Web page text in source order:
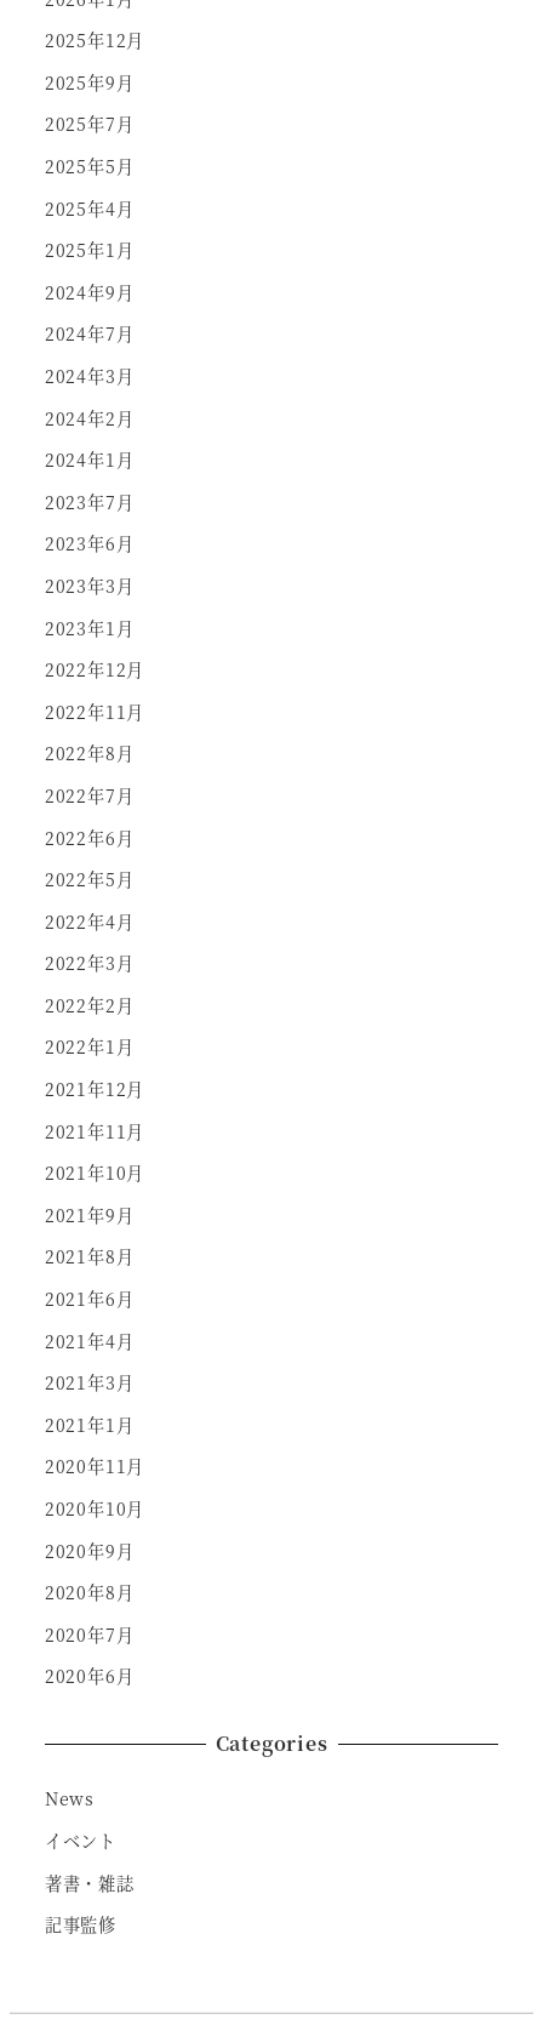
2025年12月
2025年9月
2025年7月
2025年5月
2025年4月
2025年1月
2024年9月
2024年7月
2024年3月
2024年2月
2024年1月
2023年7月
2023年6月
2023年3月
2023年1月
2022年12月
2022年11月
2022年8月
2022年7月
2022年6月
2022年5月
2022年4月
2022年3月
2022年2月
2022年1月
2021年12月
2021年11月
2021年10月
2021年9月
2021年8月
2021年6月
2021年4月
2021年3月
2021年1月
2020年11月
2020年10月
2020年9月
2020年8月
2020年7月
2020年6月
Categories
News
イベント
著書・雑誌
記事監修